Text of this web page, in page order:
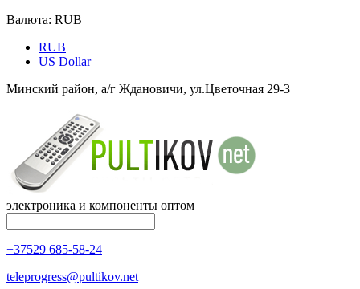
Валюта: RUB
RUB
US Dollar
Минский район, а/г Ждановичи, ул.Цветочная 29-3
электроника и компоненты оптом
+37529 685-58-24
teleprogress@pultikov.net